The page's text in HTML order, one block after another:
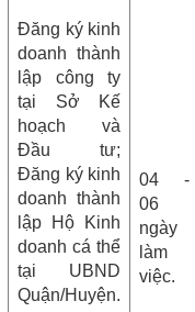
Đăng ký kinh
doanh thành
lập công ty
tại Sở Kế
hoạch và
Đầu tư;
Đăng ký kinh
doanh thành
lập Hộ Kinh
doanh cá thể
tại UBND
Quận/Huyện.
04 -
06
ngày
làm
việc.